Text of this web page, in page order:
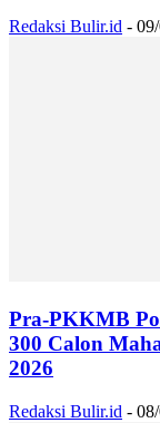
Redaksi Bulir.id -
Pra-PKKMB
300 Calon
2026
Redaksi Bulir.id -